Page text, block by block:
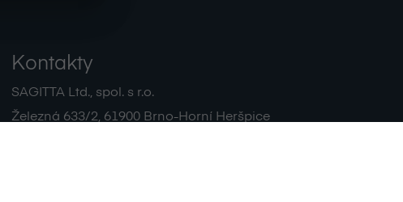
Kontakty
SAGITTA Ltd., spol. s r.o.
Železná 633/2, 61900 Brno-Horní Heršpice